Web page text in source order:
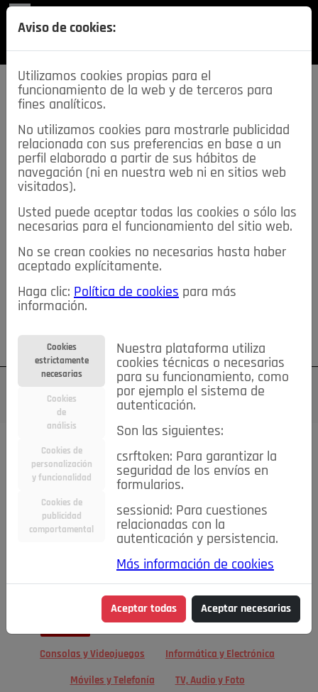
SECCIONES
descarga esta
REVISTA
≡NOTICIAS
NOTICIAS SERVICIOS DE INTERÉS
TABLÓN DE ANUNCIOS MIS ANUNCIOS CONTACTO
NOSOTROS
Su cuenta Regístrese ¿Olvidó su contraseña?
TODAS Deporte Bicicletas Deportes y Ocio
Electrodomésticos
Niños y Bebés Inmobiliaria Construcción y Reformas
Moda Accesorios Ropa Motor
Motor y Accesorios Motos Ocio
Cine, Libros y Música Coleccionismo Otros Otros
Consolas y Videojuegos Informática y Electrónica
Móviles y Telefonía TV, Audio y Foto
Aviso de cookies:
Utilizamos cookies propias para el
funcionamiento de la web y de terceros para
fines analíticos.
No utilizamos cookies para mostrarle publicidad
relacionada con sus preferencias en base a un
perfil elaborado a partir de sus hábitos de
navegación (ni en nuestra web ni en sitios web
visitados).
Usted puede aceptar todas las cookies o sólo las
necesarias para el funcionamiento del sitio web.
No se crean cookies no necesarias hasta haber
aceptado explícitamente.
Haga clic: Política de cookies para más
información.
Cookies
estrictamente
necesarias
Cookies
de
análisis
Cookies de
personalización
y funcionalidad
Cookies de
publicidad
comportamental
Nuestra plataforma utiliza
cookies técnicas o necesarias
para su funcionamiento, como
por ejemplo el sistema de
autenticación.
Son las siguientes:
csrftoken: Para garantizar la
seguridad de los envíos en
formularios.
sessionid: Para cuestiones
relacionadas con la
autenticación y persistencia.
Más información de cookies
Aceptar todas Aceptar necesarias